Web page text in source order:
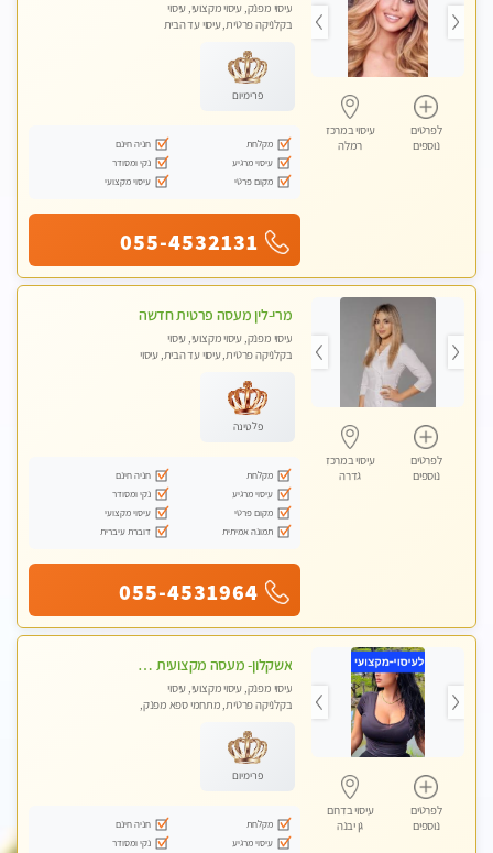
לפרטים
נוספים
עיסוי במרכז
רמלה
עיסוי מפנק, עיסוי מקצועי, עיסוי
בקלניקה פרטית, עיסוי עד הבית
פרימיום
מקלחת
חניה חינם
עיסוי מרגיע
נקי ומסודר
מקום פרטי
עיסוי מקצועי
055-4532131
לפרטים
נוספים
עיסוי במרכז
גדרה
מרי-לין מעסה פרטית חדשה
עיסוי מפנק, עיסוי מקצועי, עיסוי
בקלניקה פרטית, עיסוי עד הבית, עיסוי
פלטינה
מקלחת
חניה חינם
עיסוי מרגיע
נקי ומסודר
מקום פרטי
עיסוי מקצועי
תמונה אמיתית
דוברת עיברית
055-4531964
לפרטים
נוספים
עיסוי בדרום
גן יבנה
אשקלון- מעסה מקצועית חדשה ואיכותית לעיסוי מרגיע ומפנק VIP-מומלץ לחלוטין! פרטי! ​​​​​​ Highly recommended
עיסוי מפנק, עיסוי מקצועי, עיסוי
בקלניקה פרטית, מתחמי ספא מפנק,
פרימיום
מקלחת
חניה חינם
עיסוי מרגיע
נקי ומסודר